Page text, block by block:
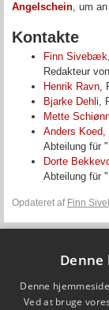
Angelschein, um
Kontakte
Finn Sivebæk
Redakteur
Henrik Ravn,
Bjarke Dehli,
Mette
Anders Koed,
Abteilung für
Dorte
Abteilung für
Opdateret af Finn
DTU Aqua -
Vejlsøvej 39
Denne
Ved at bruge